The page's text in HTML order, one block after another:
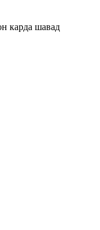
карда шавад